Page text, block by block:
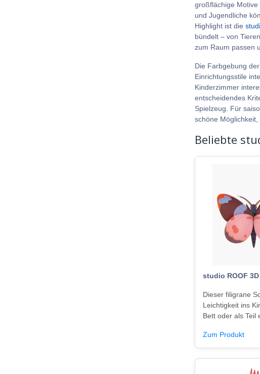
großflächige
und Jugendliche
Highlight ist die
bündelt – von
zum Raum passen
Die Farbgebung
Einrichtungsstile
Kinderzimmer
entscheidendes
Spielzeug. Für
schöne
Beliebte
studio ROOF
Dieser filigrane
Leichtigkeit ins
Bett oder als Teil
Zum Produkt